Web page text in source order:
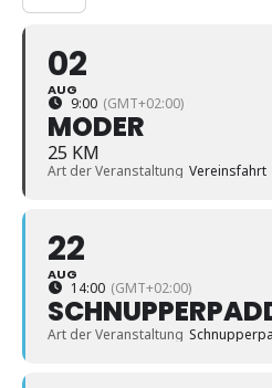
02
AUG
9:00 (GMT+02:00)
MODER
25 KM
Art der Veranstaltung Vereinsfahrt
22
AUG
14:00 (GMT+02:00)
Art der Veranstaltung